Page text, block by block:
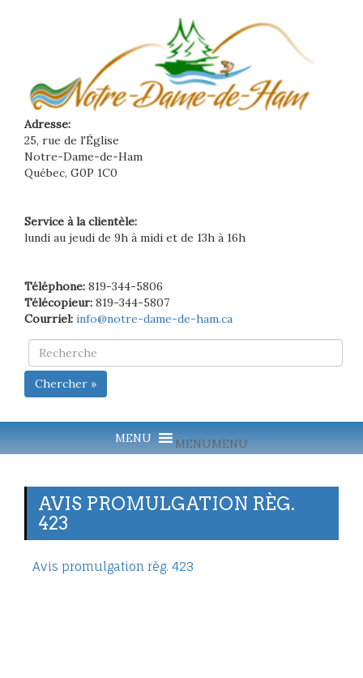
Adresse:
25, rue de l'Église
Notre-Dame-de-Ham
Québec, G0P 1C0
Service à la clientèle:
lundi au jeudi de 9h à midi et de 13h à 16h
Téléphone: 819-344-5806
Télécopieur: 819-344-5807
Courriel: info@notre-dame-de-ham.ca
Chercher »
MENUMENU
AVIS PROMULGATION RÈG.
423
Avis promulgation règ. 423